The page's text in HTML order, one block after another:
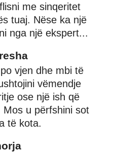
me sinqeritet
tuaj. Nëse ka një
nga një ekspert...
vjen dhe mbi të
vëmendje
ose një ish që
Mos u përfshini sot
të kota.